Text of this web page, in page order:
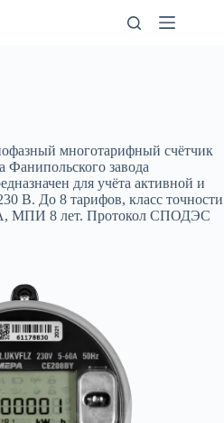
многотарифный счётчик
Фанипольского завода
для учёта активной и
В. До 8 тарифов, класс точности
МПИ 8 лет. Протокол СПОДЭС